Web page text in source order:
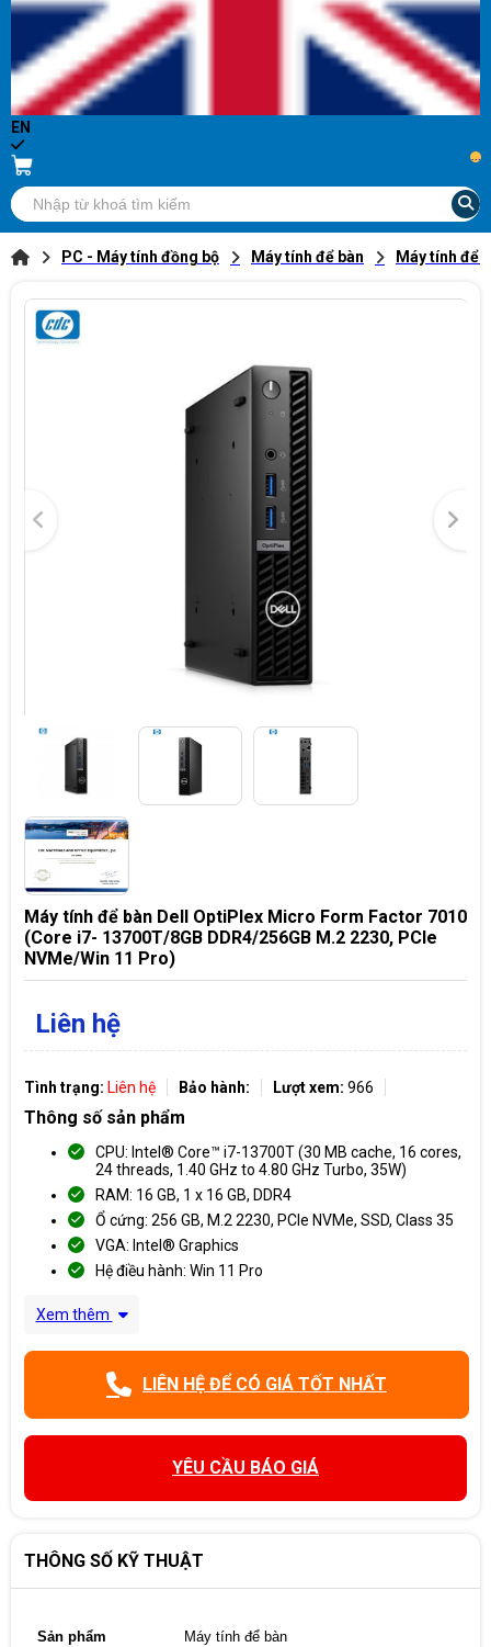
EN
...
PC - Máy tính đồng bộ Máy tính để bàn Máy tính để
Máy tính để bàn Dell OptiPlex Micro Form Factor 7010
(Core i7- 13700T/8GB DDR4/256GB M.2 2230, PCIe
NVMe/Win 11 Pro)
Liên hệ
Tình trạng: Liên hệ Bảo hành: Lượt xem: 966
Thông số sản phẩm
CPU: Intel® Core™ i7-13700T (30 MB cache, 16 cores,
24 threads, 1.40 GHz to 4.80 GHz Turbo, 35W)
RAM: 16 GB, 1 x 16 GB, DDR4
Ổ cứng: 256 GB, M.2 2230, PCIe NVMe, SSD, Class 35
VGA: Intel® Graphics
Hệ điều hành: Win 11 Pro
Xem thêm
LIÊN HỆ ĐỂ CÓ GIÁ TỐT NHẤT
YÊU CẦU BÁO GIÁ
THÔNG SỐ KỸ THUẬT
Sản phẩm Máy tính để bàn